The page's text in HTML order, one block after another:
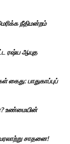
நீதிமன்றம்
ரஷ்ய ஆயுத
கைது: பாதுகாப்புப்
உண்மையின்
சாதனை!